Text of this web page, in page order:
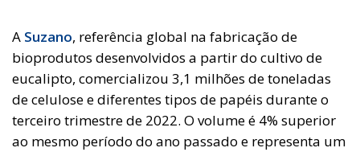
A Suzano, referência global na fabricação de
bioprodutos desenvolvidos a partir do cultivo de
eucalipto, comercializou 3,1 milhões de toneladas
de celulose e diferentes tipos de papéis durante o
terceiro trimestre de 2022. O volume é 4% superior
ao mesmo período do ano passado e representa um